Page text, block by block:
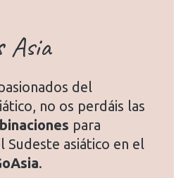
Asia
del
no os perdáis las
para
Sudeste asiático en el
.